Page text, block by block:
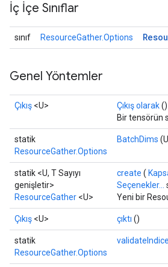
İç İçe Sınıflar
sınıf ResourceGather.Options
Genel Yöntemler
Çıkış <U> Çıkış olarak()
Bir tensörün
statik
ResourceGather.Options
BatchDims
statik <U, T Sayıyı
genişletir>
ResourceGather <U>
create (
Seçenekler...
Yeni bir
Çıkış <U> çıktı ()
statik
ResourceGather.Options